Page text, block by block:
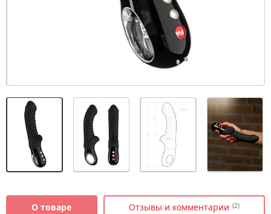
О товаре Отзывы и комментарии (2)